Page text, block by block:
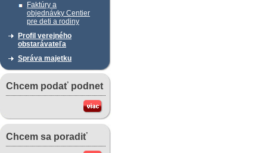
Faktúry a
objednávky Centier
pre deti a rodiny
Profil verejného
obstarávateľa
Správa majetku
Chcem podať podnet
Chcem sa poradiť